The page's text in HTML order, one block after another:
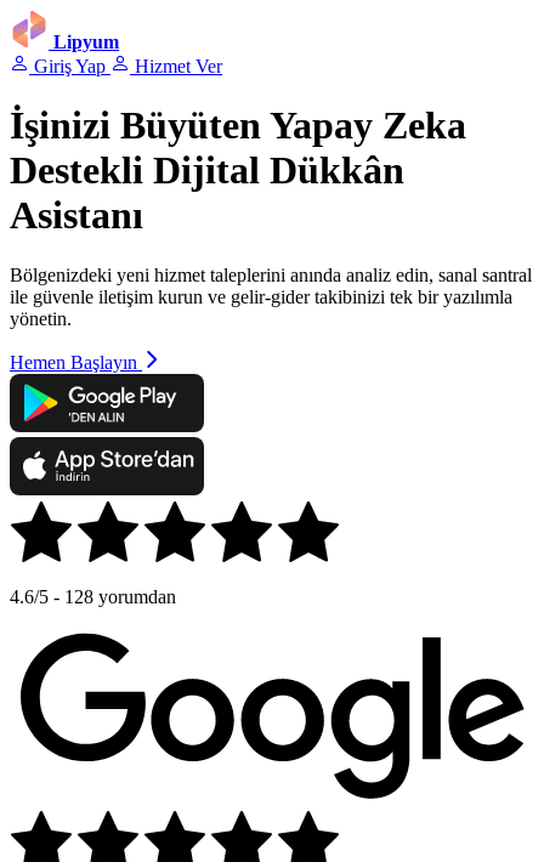
Lipyum
Giriş Yap
Hizmet Ver
İşinizi BüyütenYapay Zeka
Destekli Dijital Dükkân
Asistanı
Bölgenizdeki yeni hizmet taleplerini anında analiz edin, sanal santral
ile güvenle iletişim kurun ve gelir-gider takibinizi tek bir yazılımla
yönetin.
Hemen Başlayın
4.6/5 - 128 yorumdan